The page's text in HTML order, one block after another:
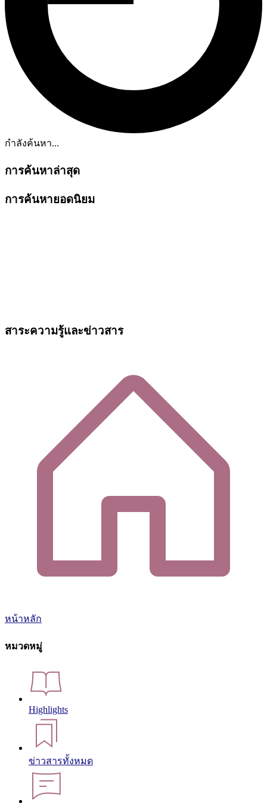
กำลังค้นหา...
การค้นหาล่าสุด
การค้นหายอดนิยม
สาระความรู้และข่าวสาร
หน้าหลัก
หมวดหมู่
Highlights
ข่าวสารทั้งหมด